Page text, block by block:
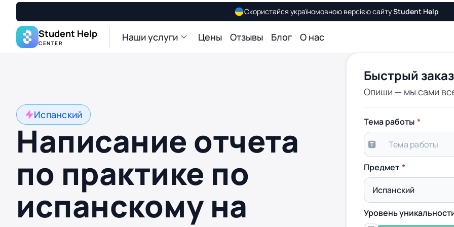
Скористайся україномовною версією сайтуStudent Help
Student Help
CENTER Наши услуги Цены Отзывы Блог О нас
Испанский
Написание отчета
по практике по
испанскому на
Быстрый заказ
Опиши — мы сами
Тема работы
Предмет
Уровень